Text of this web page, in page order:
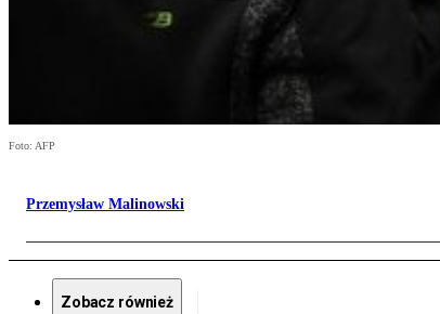
Foto: AFP
Przemysław Malinowski
Zobacz również